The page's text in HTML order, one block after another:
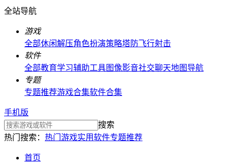
全站导航
游戏
全部休闲解压角色扮演策略塔防飞行射击
软件
全部教育学习辅助工具图像影音社交聊天地图导航
专题
专题推荐游戏合集软件合集
手机版
搜索
热门搜索： 热门游戏实用软件专题推荐
首页